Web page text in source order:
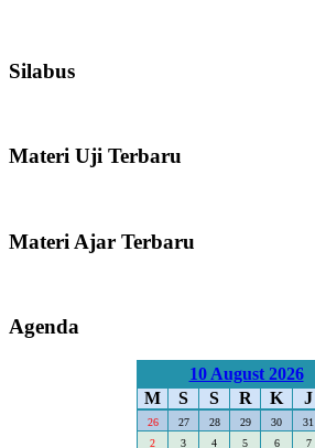
Silabus
Materi Uji Terbaru
Materi Ajar Terbaru
Agenda
10 August 2026
M
S S R K J
26 27 28 29 30 31
2
3 4 5 6 7